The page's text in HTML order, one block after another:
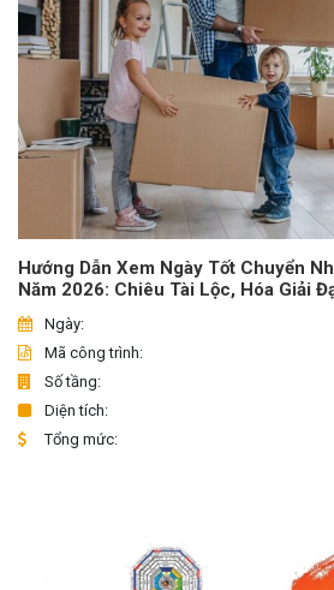
Hướng Dẫn Xem Ngày Tốt Chuyển
Năm 2026: Chiêu Tài Lộc, Hóa Giải
Ngày:
Mã công trình:
Số tầng:
Diện tích:
Tổng mức: